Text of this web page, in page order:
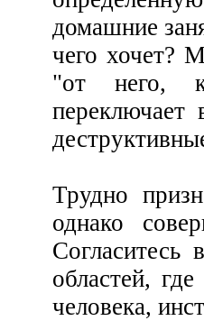
домашние
чего хочет?
"от него,
Трудно
однако
областей,
человека,